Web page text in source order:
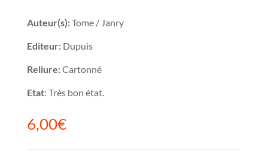
Auteur(s):Tome / Janry
Editeur:Dupuis
Reliure:Cartonné
Etat: Très bon état.
6,00€